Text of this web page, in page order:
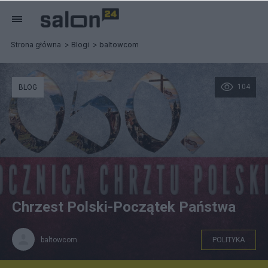
Strona główna Blogi baltowcom
104
BLOG
Chrzest Polski-Początek Państwa
baltowcom POLITYKA